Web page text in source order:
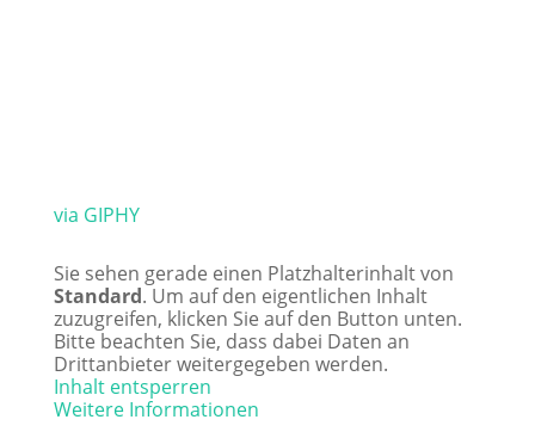
via GIPHY
Sie sehen gerade einen Platzhalterinhalt von
Standard. Um auf den eigentlichen Inhalt
zuzugreifen, klicken Sie auf den Button unten.
Bitte beachten Sie, dass dabei Daten an
Drittanbieter weitergegeben werden.
Inhalt entsperren
Weitere Informationen